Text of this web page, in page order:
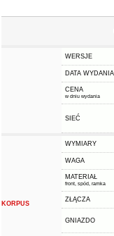
WERSJE
DATA WYDANIA
CENA
w dniu wydania
SIEĆ
KORPUS
WYMIARY
WAGA
MATERIAŁ
front, spód, ramka
ZŁĄCZA
GNIAZDO